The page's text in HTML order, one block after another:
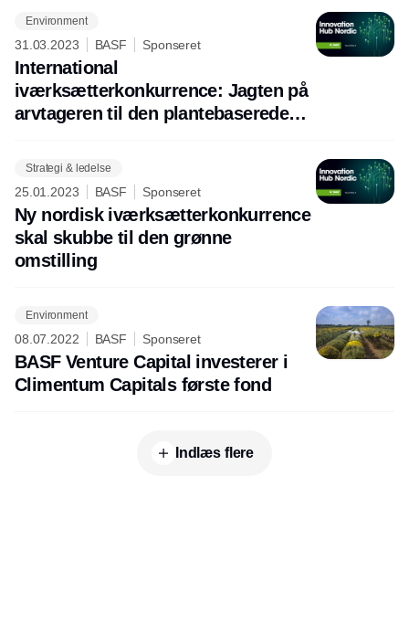
Environment
31.03.2023 BASF Sponseret
International
iværksætterkonkurrence: Jagten på
arvtageren til den plantebaserede
Strategi & ledelse
25.01.2023 BASF Sponseret
Ny nordisk iværksætterkonkurrence
skal skubbe til den grønne
omstilling
Environment
08.07.2022 BASF Sponseret
BASF Venture Capital investerer i
Climentum Capitals første fond
Indlæs flere